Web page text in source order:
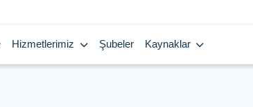
Hizmetlerimiz Şubeler Kaynaklar